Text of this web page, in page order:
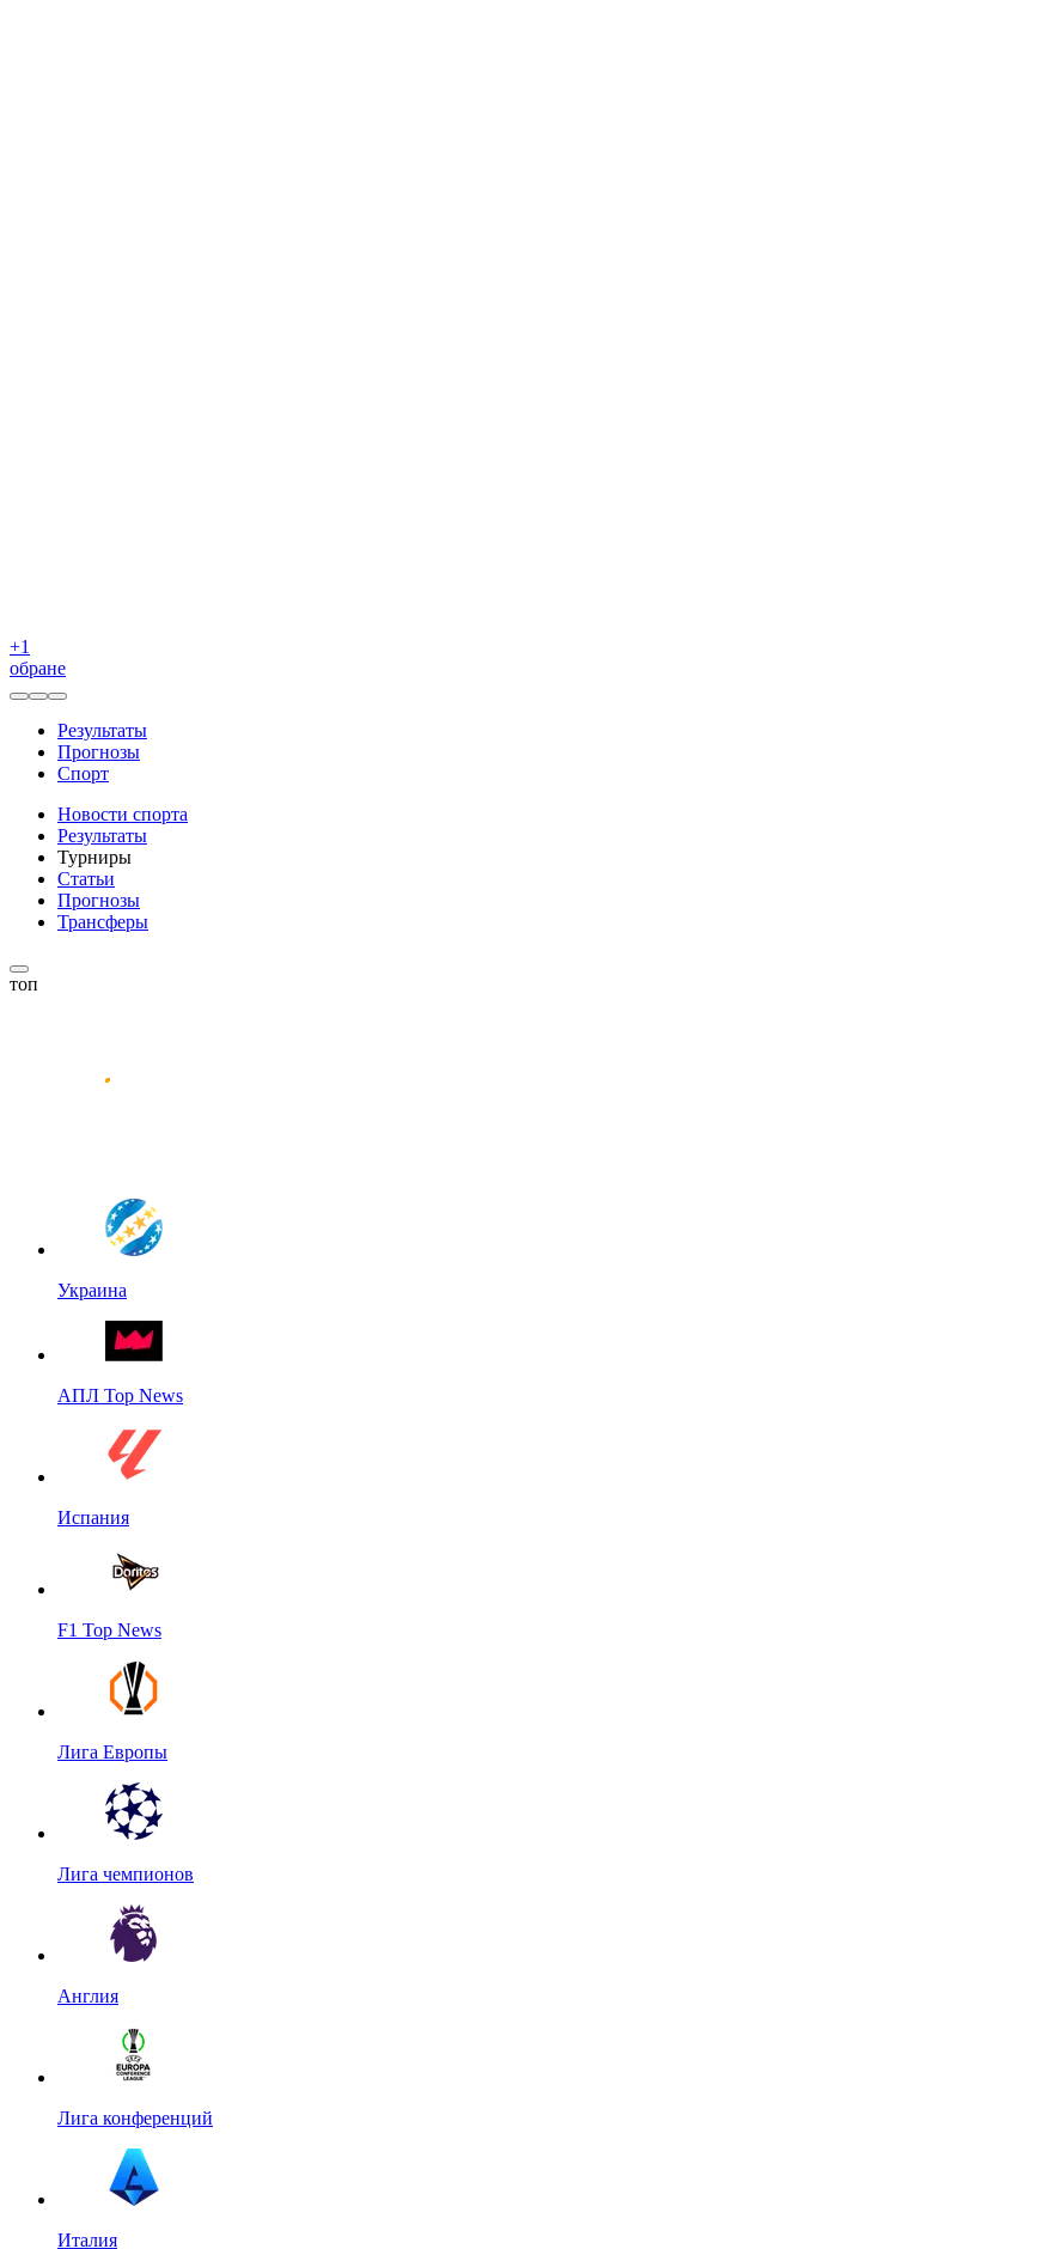
+1
обране
Результаты
Прогнозы
Спорт
Новости спорта
Результаты
Турниры
Статьи
Прогнозы
Трансферы
топ
Украина
АПЛ Top News
Испания
F1 Top News
Лига Европы
Лига чемпионов
Англия
Лига конференций
Италия